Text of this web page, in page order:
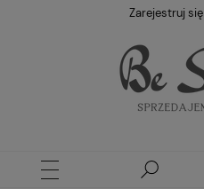
Zarejestruj się